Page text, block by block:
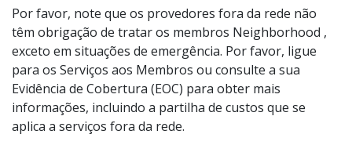
Por favor, note que os provedores fora da rede não
têm obrigação de tratar os membros Neighborhood ,
exceto em situações de emergência. Por favor, ligue
para os Serviços aos Membros ou consulte a sua
Evidência de Cobertura (EOC) para obter mais
informações, incluindo a partilha de custos que se
aplica a serviços fora da rede.